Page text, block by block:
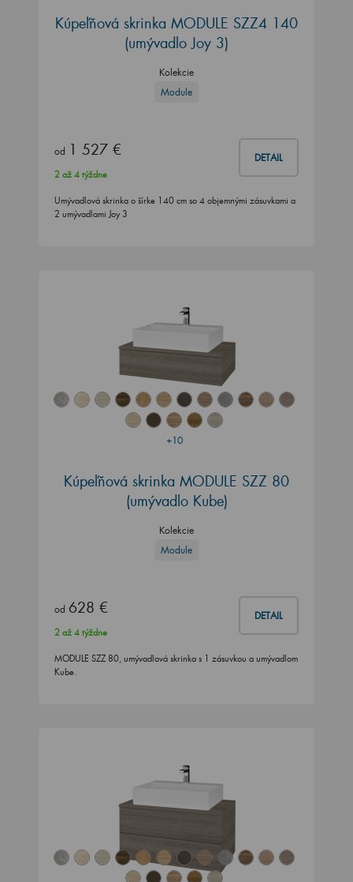
Kúpeľňová skrinka MODULE SZZ4 140
(umývadlo Joy 3)
Kolekcie
Module
od 1 527 € DETAIL
2 až 4 týždne
Umývadlová skrinka o šírke 140 cm so 4 objemnými zásuvkami a
2 umývadlami Joy 3
+10
Kúpeľňová skrinka MODULE SZZ 80
(umývadlo Kube)
Kolekcie
Module
od 628 € DETAIL
2 až 4 týždne
MODULE SZZ 80, umývadlová skrinka s 1 zásuvkou a umývadlom
Kube.